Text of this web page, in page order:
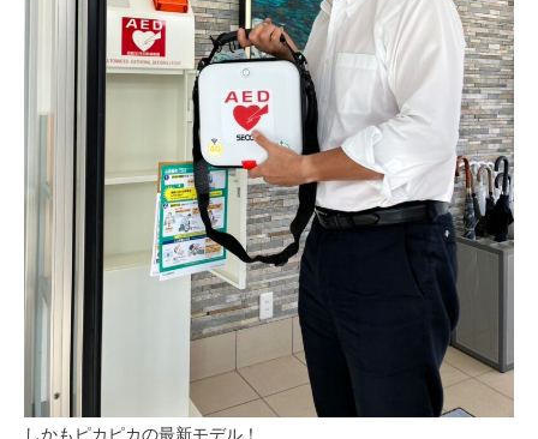
しかもピカピカの最新モデル！